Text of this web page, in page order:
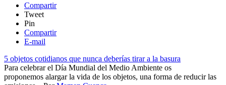
Compartir
Tweet
Pin
Compartir
E-mail
5 objetos cotidianos que nunca deberías tirar a la basura
​Para celebrar el Día Mundial del Medio Ambiente os
proponemos alargar la vida de los objetos, una forma de reducir las